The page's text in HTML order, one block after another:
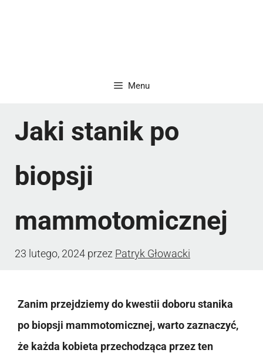
Menu
Jaki stanik po
biopsji
mammotomicznej
23 lutego, 2024 przez Patryk Głowacki
Zanim przejdziemy do kwestii doboru stanika
po biopsji mammotomicznej, warto zaznaczyć,
że każda kobieta przechodząca przez ten